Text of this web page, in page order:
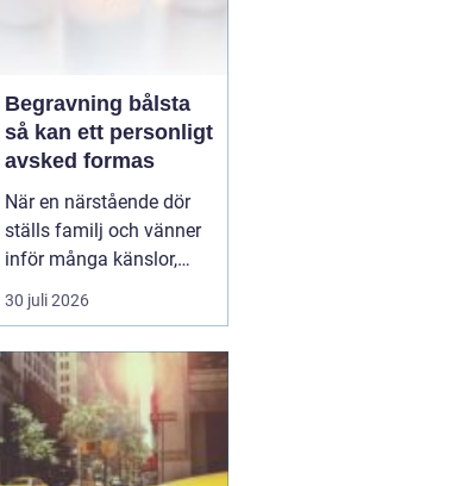
Begravning bålsta
så kan ett personligt
avsked formas
När en närstående dör
ställs familj och vänner
inför många känslor,
men också praktiska
beslut.
ceremoni i någon av
Håbo församlings kyrkor
eller ka...
30 juli 2026